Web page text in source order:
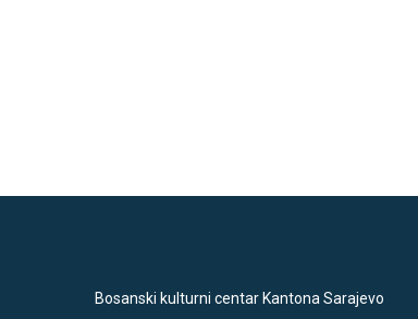
Bosanski kulturni centar Kantona Sarajevo